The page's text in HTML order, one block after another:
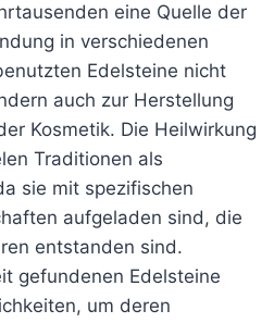
eine Quelle der
in verschiedenen
Edelsteine nicht
auch zur Herstellung
Kosmetik. Die Heilwirkung
Traditionen als
sie mit spezifischen
aufgeladen sind, die
entstanden sind.
gefundenen Edelsteine
um deren